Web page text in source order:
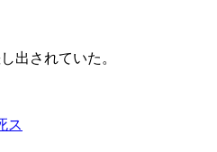
出されていた。